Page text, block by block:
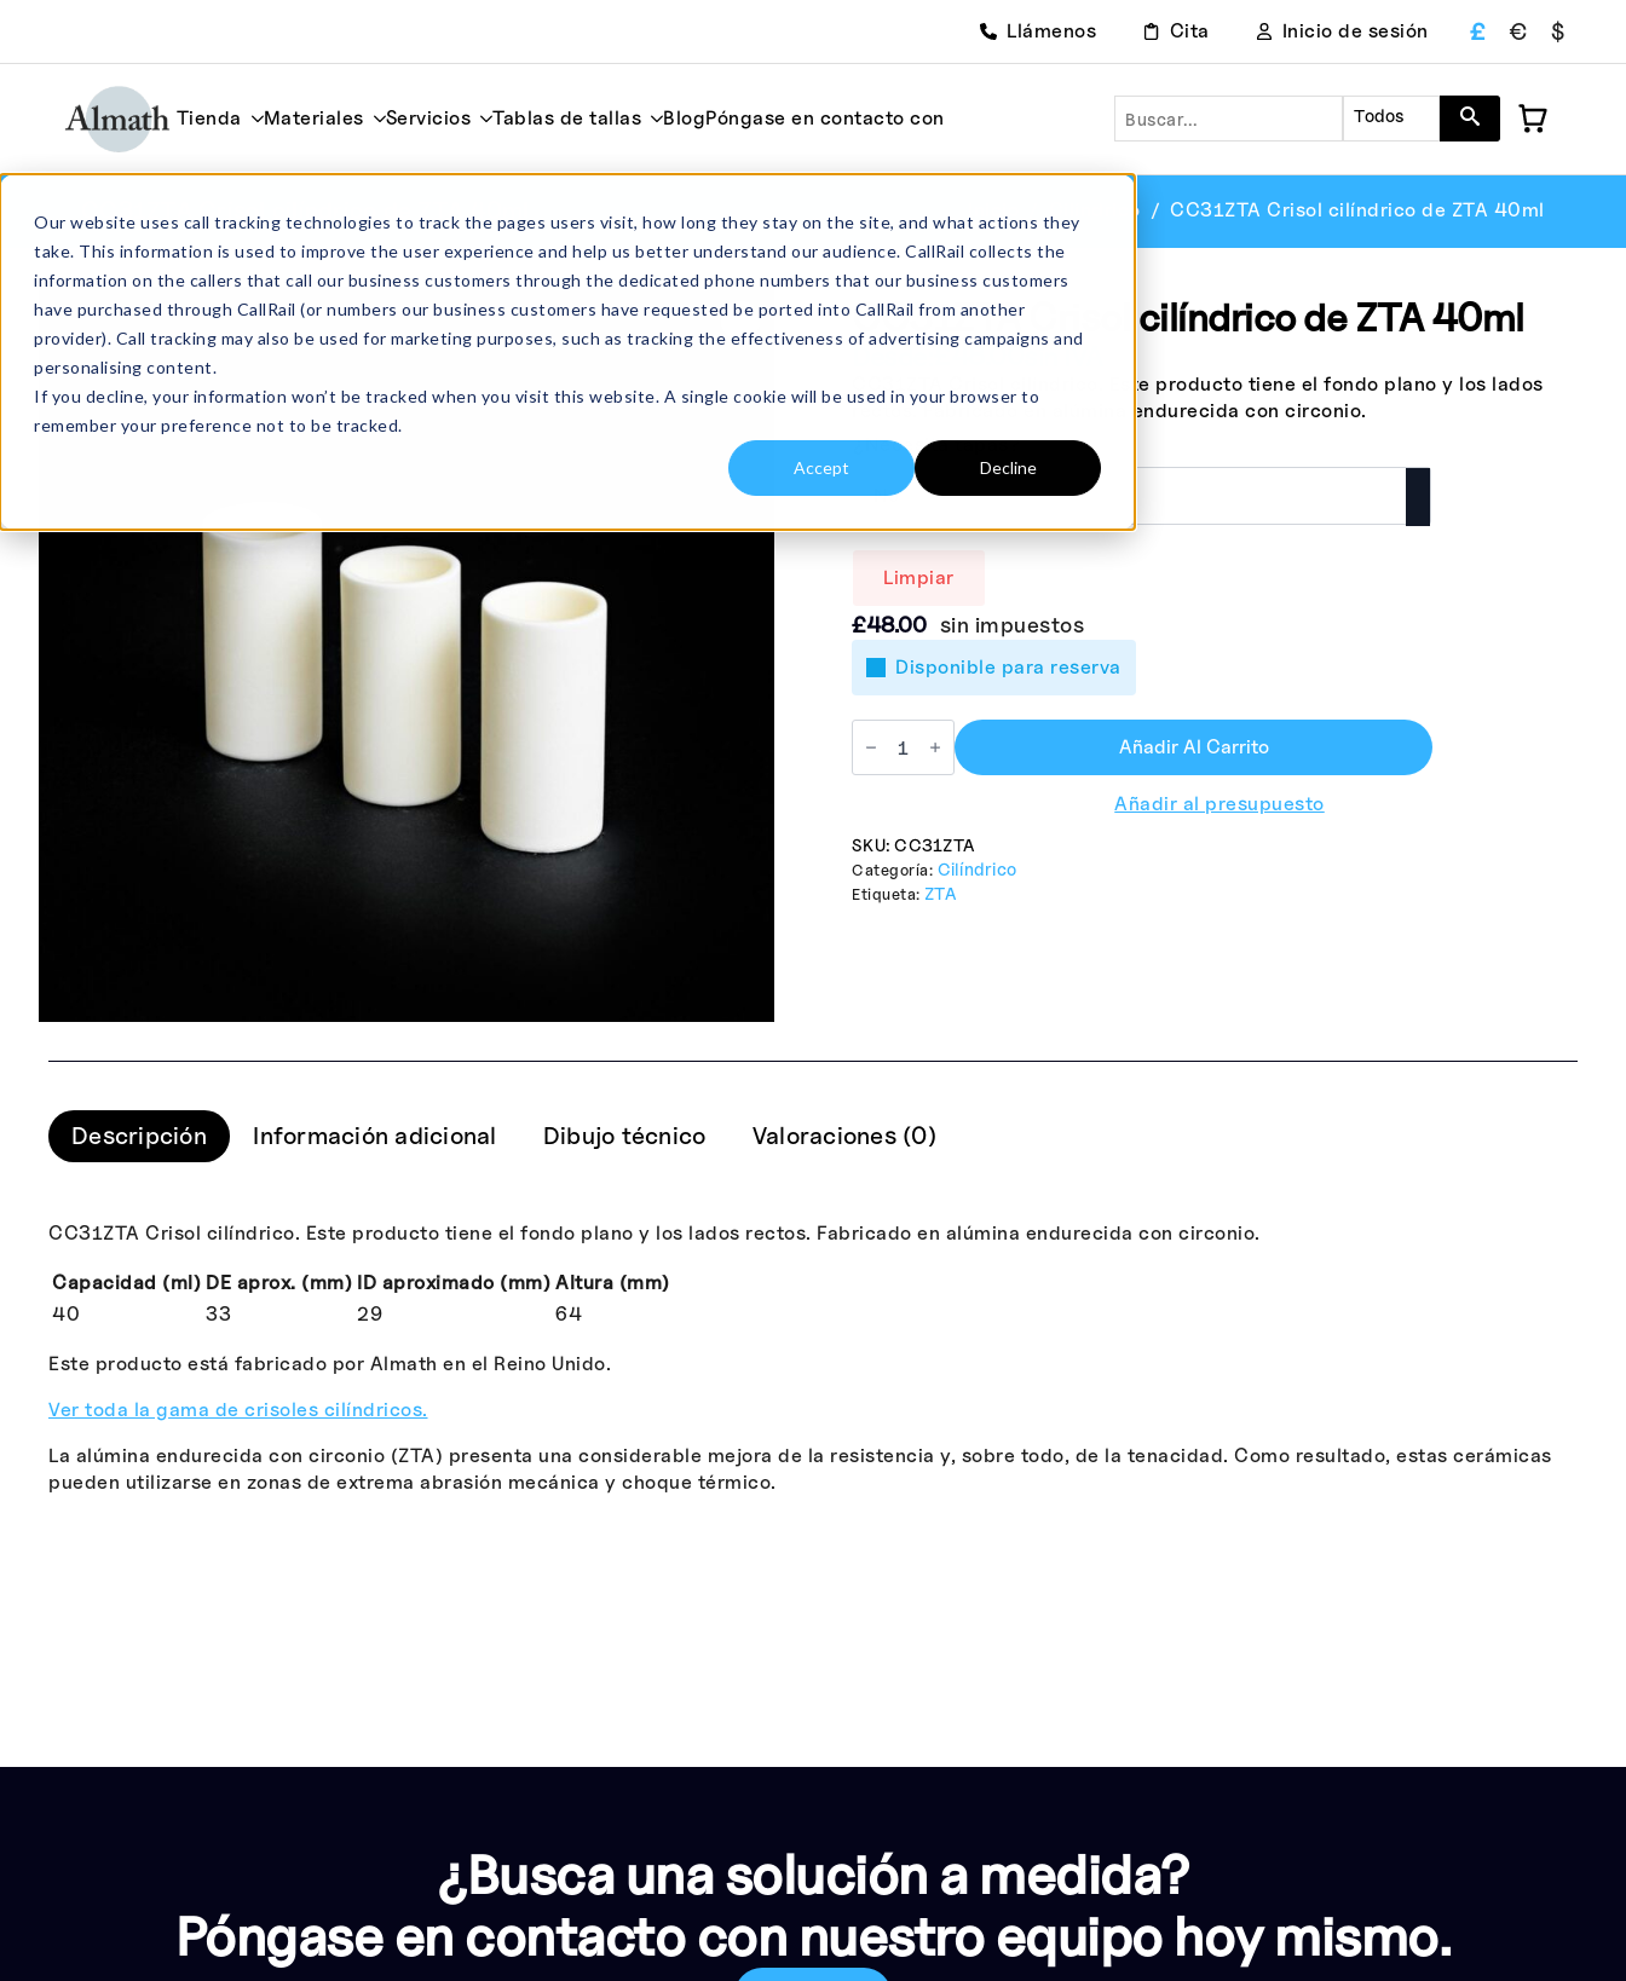
Our website uses call tracking technologies to track the pages users visit, how long they stay on the site, and what actions they
take. This information is used to improve the user experience and help us better understand our audience. CallRail collects the
information on the callers that call our business customers through the dedicated phone numbers that our business customers
have purchased through CallRail (or numbers our business customers have requested be ported into CallRail from another
provider). Call tracking may also be used for marketing purposes, such as tracking the effectiveness of advertising campaigns and
personalising content.
If you decline, your information won’t be tracked when you visit this website. A single cookie will be used in your browser to
remember your preference not to be tracked.
Accept Decline
Llámenos Cita Inicio de sesión £ € $
Tienda Materiales Servicios Tablas de tallas BlogPóngase en contacto con Todos
CC31ZTA Crisol cilíndrico de ZTA 40ml Cilíndrico CC31ZTA Crisol cilíndrico de ZTA 40ml
CC31ZTA Crisol cilíndrico de ZTA 40ml
Desde:£48.00sin IVA
CC31ZTA Crisol cilíndrico. Este producto tiene el fondo plano y los lados
rectos. Fabricado en alúmina endurecida con circonio.
¿Necesita tapas?
Limpiar
£48.00 sin impuestos
Disponible para reserva
Añadir Al Carrito
Añadir al presupuesto
SKU:CC31ZTA
Categoría: Cilíndrico
Etiqueta: ZTA
Descripción Información adicional Dibujo técnico Valoraciones (0)
CC31ZTA Crisol cilíndrico. Este producto tiene el fondo plano y los lados rectos. Fabricado en alúmina endurecida con circonio.
Capacidad (ml) DE aprox. (mm) ID aproximado (mm) Altura (mm)
40
33 29 64
Este producto está fabricado por Almath en el Reino Unido.
Ver toda la gama de crisoles cilíndricos.
La alúmina endurecida con circonio (ZTA) presenta una considerable mejora de la resistencia y, sobre todo, de la tenacidad. Como resultado, estas cerámicas
pueden utilizarse en zonas de extrema abrasión mecánica y choque térmico.
¿Busca una solución a medida?
Póngase en contacto con nuestro equipo hoy mismo.